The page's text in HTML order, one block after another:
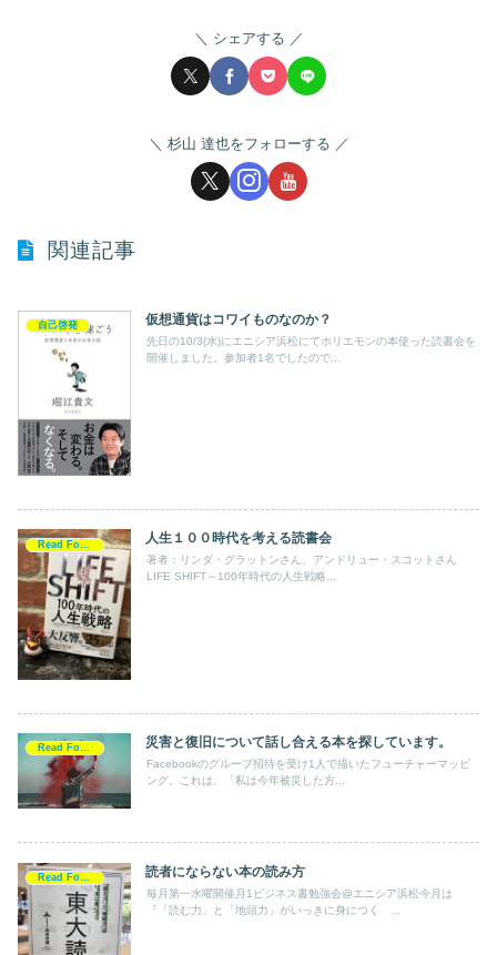
シェアする
杉山 達也をフォローする
関連記事
自己啓発 仮想通貨はコワイものなのか？
先日の10/3(水)にエニシア浜松にてホリエモンの本使った読書会を
開催しました。参加者1名でしたので...
人生１００時代を考える読書会
著者：リンダ・グラットンさん、アンドリュー・スコットさん
LIFE SHIFT～100年時代の人生戦略...
Read For Action 災害と復旧について話し合える本を探しています。
Facebookのグループ招待を受け1人で描いたフューチャーマッピ
ング。これは、「私は今年被災した方...
Read For Action 読者にならない本の読み方
毎月第一水曜開催月1ビジネス書勉強会@エニシア浜松今月は
『「読む力」と「地頭力」がいっきに身につく ...